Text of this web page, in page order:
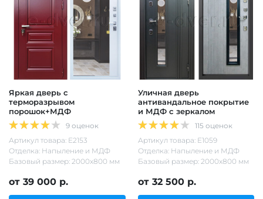
Яркая дверь с
терморазрывом
порошок+МДФ
9 оценок
Артикул товара: Е2153
Отделка: Напыление и МДФ
Базовый размер: 2000х800 мм
от 39 000 р.
Уличная дверь
антивандальное покрытие
и МДФ с зеркалом
115 оценок
Артикул товара: Е1059
Отделка: Напыление и МДФ
Базовый размер: 2000х800 мм
от 32 500 р.